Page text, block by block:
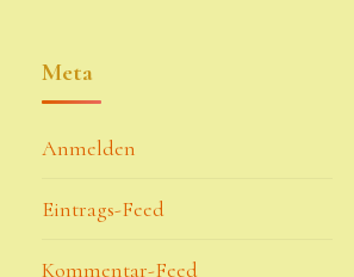
Meta
Anmelden
Eintrags-Feed
Kommentar-Feed